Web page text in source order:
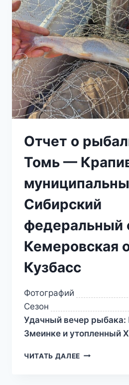
Отчет о
Томь —
Сибирский
федеральный
Кемеровская
Кузбасс
Фотографий
Сезон
Удачный вечер
Змеинке и утопленный
ЧИТАТЬ ДАЛЕЕ